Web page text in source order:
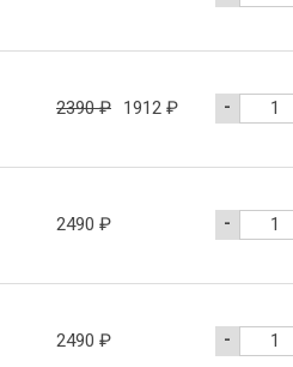
2390₽ 1912 ₽ -
2490 ₽ -
2490 ₽ -